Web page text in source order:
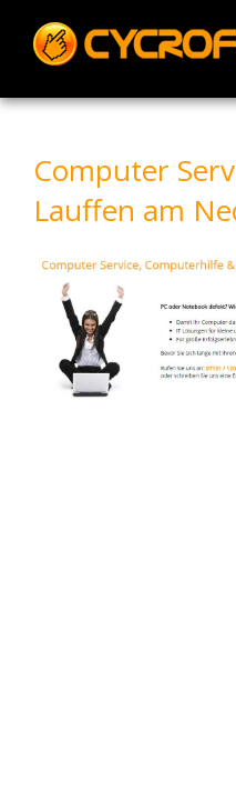
content
Computer
Lauffen am